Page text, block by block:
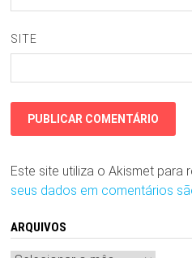
SITE
Este site utiliza o Akismet para
seus dados em comentários
ARQUIVOS